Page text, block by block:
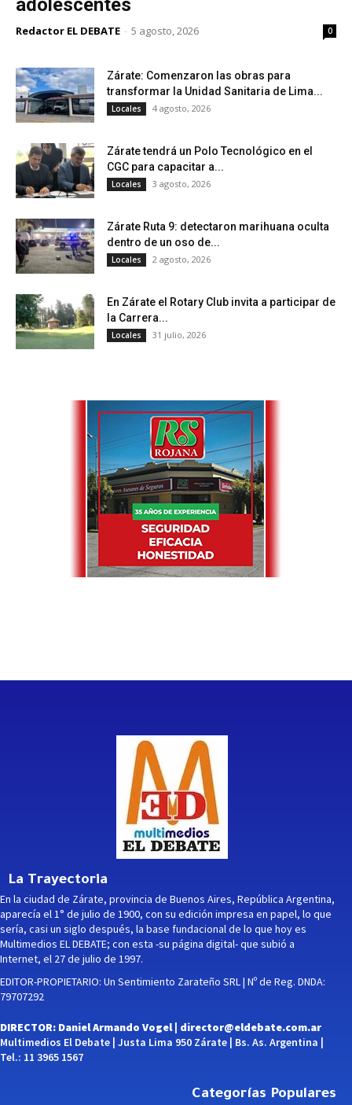
adolescentes
Redactor EL DEBATE - 5 agosto, 2026 0
Zárate: Comenzaron las obras para
transformar la Unidad Sanitaria de Lima...
Locales 4 agosto, 2026
Zárate tendrá un Polo Tecnológico en el
CGC para capacitar a...
Locales 3 agosto, 2026
Zárate Ruta 9: detectaron marihuana oculta
dentro de un oso de...
Locales 2 agosto, 2026
En Zárate el Rotary Club invita a participar de
la Carrera...
Locales 31 julio, 2026
La Trayectoria
En la ciudad de Zárate, provincia de Buenos Aires, República Argentina,
aparecía el 1° de julio de 1900, con su edición impresa en papel, lo que
sería, casi un siglo después, la base fundacional de lo que hoy es
Multimedios EL DEBATE; con esta -su página digital- que subió a
Internet, el 27 de julio de 1997.
EDITOR-PROPIETARIO: Un Sentimiento Zarateño SRL | Nº de Reg. DNDA:
79707292
DIRECTOR: Daniel Armando Vogel | director@eldebate.com.ar
Multimedios El Debate | Justa Lima 950 Zárate | Bs. As. Argentina |
Tel.: 11 3965 1567
Categorías Populares